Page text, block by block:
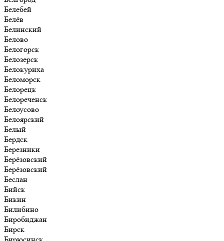
Белебей
Белёв
Белинский
Белово
Белогорск
Белозерск
Белокуриха
Беломорск
Белорецк
Белореченск
Белоусово
Белоярский
Белый
Бердск
Березники
Берёзовский
Берёзовский
Беслан
Бийск
Бикин
Билибино
Биробиджан
Бирск